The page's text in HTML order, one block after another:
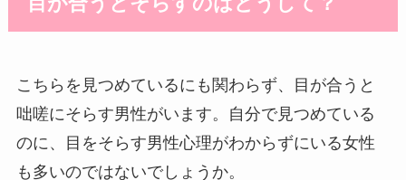
こちらを見つめているにも関わらず、目が合うと
咄嗟にそらす男性がいます。自分で見つめている
のに、目をそらす男性心理がわからずにいる女性
も多いのではないでしょうか。